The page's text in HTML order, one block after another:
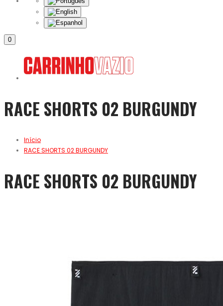
0
RACE SHORTS 02 BURGUNDY
Início
RACE SHORTS 02 BURGUNDY
RACE SHORTS 02 BURGUNDY